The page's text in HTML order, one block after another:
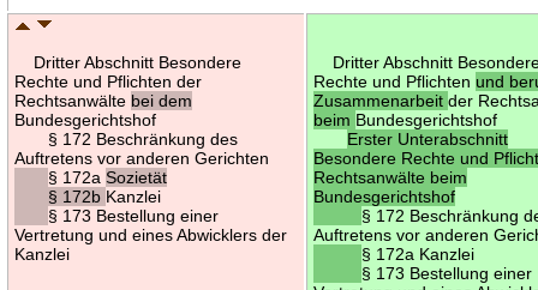
Dritter Abschnitt Besondere
Rechte und Pflichten der
Rechtsanwälte bei dem
Bundesgerichtshof
§ 172 Beschränkung des
Auftretens vor anderen Gerichten
§ 172aSozietät
§ 172b Kanzlei
§ 173 Bestellung einer
Vertretung und eines Abwicklers der
Kanzlei
Dritter Abschnitt
Rechte und Pflichten und
Zusammenarbeitder
beim Bundesgerichtshof
Erster Unterabschnitt
Besondere Rechte und
Rechtsanwälte beim
Bundesgerichtshof
§ 172 Beschränkung
Auftretens vor anderen
§ 172a Kanzlei
§ 173 Bestellung einer